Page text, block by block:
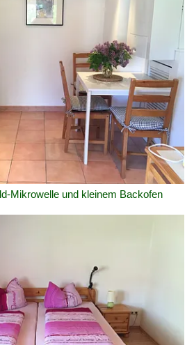
Mikrowelle und kleinem Backofen